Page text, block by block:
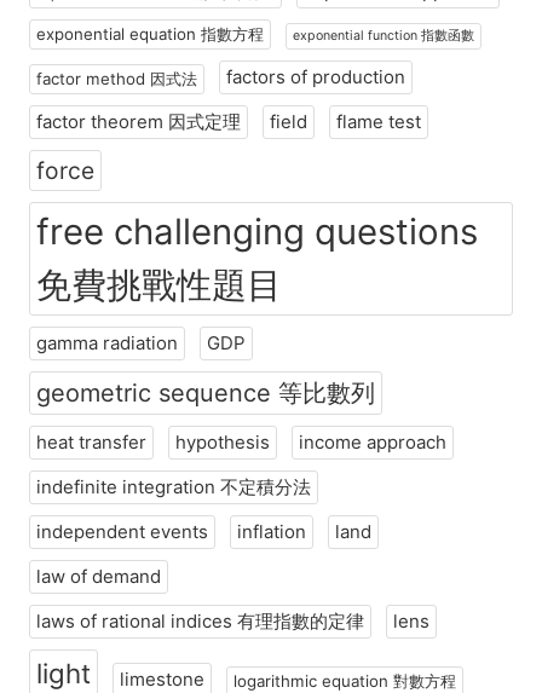
exponential equation 指數方程 exponential function 指數函數
factor method 因式法
factors of production
factor theorem 因式定理
field flame test
force
free challenging questions
免費挑戰性題目
gamma radiation GDP
geometric sequence 等比數列
heat transfer hypothesis
income approach
indefinite integration 不定積分法
independent events
inflation
land
law of demand
laws of rational indices 有理指數的定律
lens
light limestone logarithmic equation 對數方程